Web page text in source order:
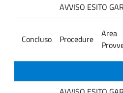
AVVISO ESITO
Concluso Procedure
Area